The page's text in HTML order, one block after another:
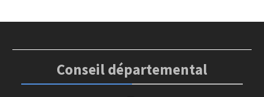
Conseil départemental